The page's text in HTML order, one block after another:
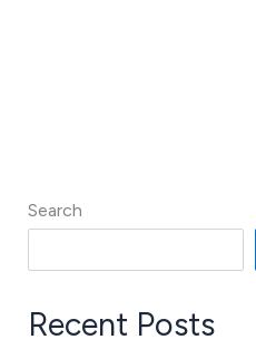
Search
Recent Posts